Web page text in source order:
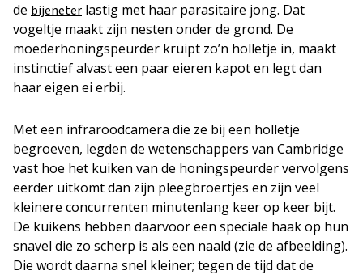
de bijeneter lastig met haar parasitaire jong. Dat
vogeltje maakt zijn nesten onder de grond. De
moederhoningspeurder kruipt zo’n holletje in, maakt
instinctief alvast een paar eieren kapot en legt dan
haar eigen ei erbij.
Met een infraroodcamera die ze bij een holletje
begroeven, legden de wetenschappers van Cambridge
vast hoe het kuiken van de honingspeurder vervolgens
eerder uitkomt dan zijn pleegbroertjes en zijn veel
kleinere concurrenten minutenlang keer op keer bijt.
De kuikens hebben daarvoor een speciale haak op hun
snavel die zo scherp is als een naald (zie de afbeelding).
Die wordt daarna snel kleiner; tegen de tijd dat de